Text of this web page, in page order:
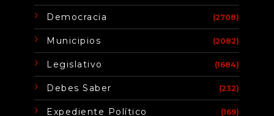
Democracia (2708)
Municipios (2082)
Legislativo (1684)
Debes Saber (232)
Expediente Político (169)